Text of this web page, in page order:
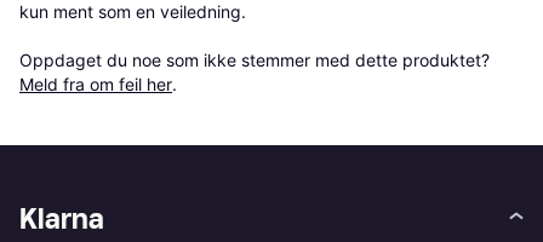
kun ment som en veiledning.
Oppdaget du noe som ikke stemmer med dette produktet?
Meld fra om feil her.
Klarna